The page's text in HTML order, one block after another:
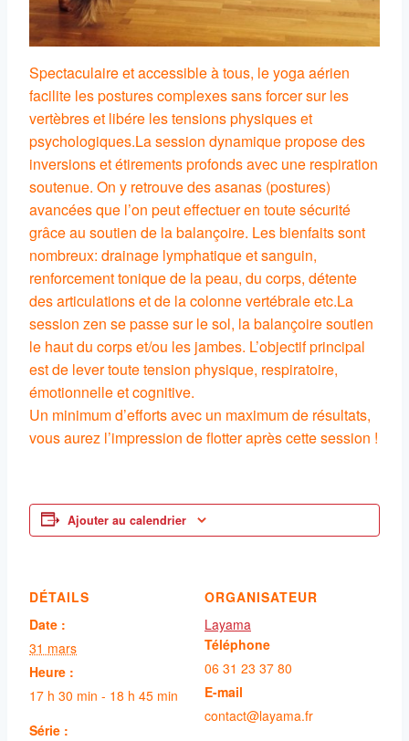
Spectaculaire et accessible à tous, le yoga aérien
facilite les postures complexes sans forcer sur les
vertèbres et libére les tensions physiques et
psychologiques.La session dynamique propose des
inversions et étirements profonds avec une respiration
soutenue. On y retrouve des asanas (postures)
avancées que l’on peut effectuer en toute sécurité
grâce au soutien de la balançoire. Les bienfaits sont
nombreux: drainage lymphatique et sanguin,
renforcement tonique de la peau, du corps, détente
des articulations et de la colonne vertébrale etc.La
session zen se passe sur le sol, la balançoire soutien
le haut du corps et/ou les jambes. L’objectif principal
est de lever toute tension physique, respiratoire,
émotionnelle et cognitive.
Un minimum d’efforts avec un maximum de résultats,
vous aurez l’impression de flotter après cette session !
Ajouter au calendrier
DÉTAILS
Date :
31 mars
Heure :
17 h 30 min - 18 h 45 min
Série :
ORGANISATEUR
Layama
Téléphone
06 31 23 37 80
E-mail
contact@layama.fr